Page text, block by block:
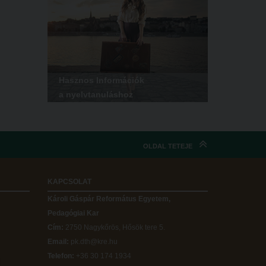
OLDAL TETEJE
KAPCSOLAT
Károli Gáspár Református Egyetem,
Pedagógiai Kar
Cím: 2750 Nagykőrös, Hősök tere 5.
Email: pk.dth@kre.hu
Telefon: +36 30 174 1934